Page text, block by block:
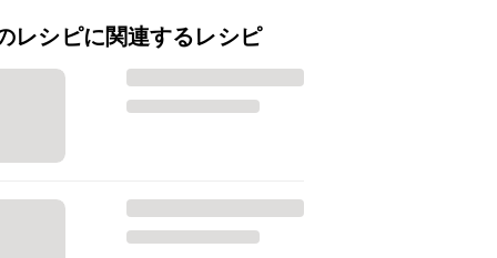
レシピに関連するレシピ